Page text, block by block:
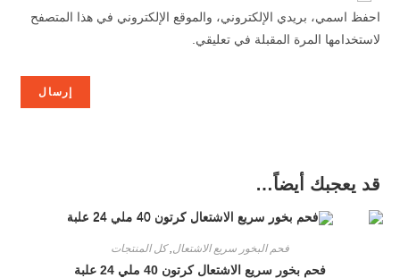
احفظ اسمي، بريدي الإلكتروني، والموقع الإلكتروني في هذا المتصفح
لاستخدامها المرة المقبلة في تعليقي.
قد يعجبك أيضاً…
فحم البخور سريع الاشتعال ,كل المنتجات
فحم بخور سريع الاشتعال كرتون 40 ملي 24 علبة